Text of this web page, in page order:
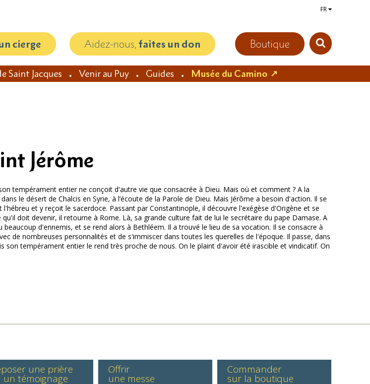
FR
Boutique
cierge Aidez-nous, faites un don
Saint Jacques Venir au Puy Guides Musée du Camino
Jérôme
tempérament entier ne conçoit d'autre vie que consacrée à Dieu. Mais où et comment ? A la
le désert de Chalcis en Syrie, à l’écoute de la Parole de Dieu. Mais Jérôme a besoin d'action. Il se
et y reçoit le sacerdoce. Passant par Constantinople, il découvre l'exégèse d'Origène et se
doit devenir, il retourne à Rome. Là, sa grande culture fait de lui le secrétaire du pape Damase. A
d'ennemis, et se rend alors à Bethléem. Il a trouvé le lieu de sa vocation. Il se consacre à
de nombreuses personnalités et de s'immiscer dans toutes les querelles de l'époque. Il passe, dans
tempérament entier le rend très proche de nous. On le plaint d'avoir été irascible et vindicatif. On
une prière
un témoignage
Offrir
une messe
Commander
sur la boutique